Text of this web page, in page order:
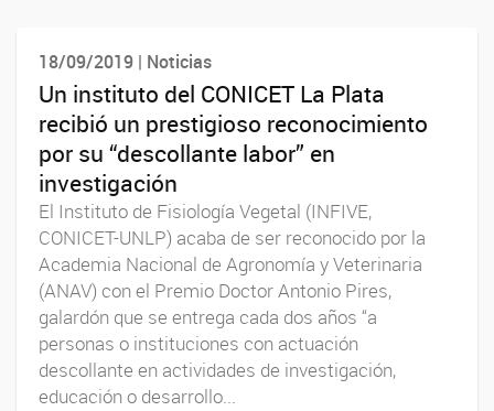
18/09/2019 | Noticias
Un instituto del CONICET La Plata
recibió un prestigioso reconocimiento
por su “descollante labor” en
investigación
El Instituto de Fisiología Vegetal (INFIVE,
CONICET-UNLP) acaba de ser reconocido por la
Academia Nacional de Agronomía y Veterinaria
(ANAV) con el Premio Doctor Antonio Pires,
galardón que se entrega cada dos años “a
personas o instituciones con actuación
descollante en actividades de investigación,
educación o desarrollo...